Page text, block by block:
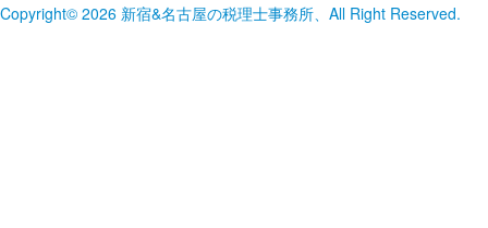
Copyright© 2026 新宿&名古屋の税理士事務所、All Right Reserved.